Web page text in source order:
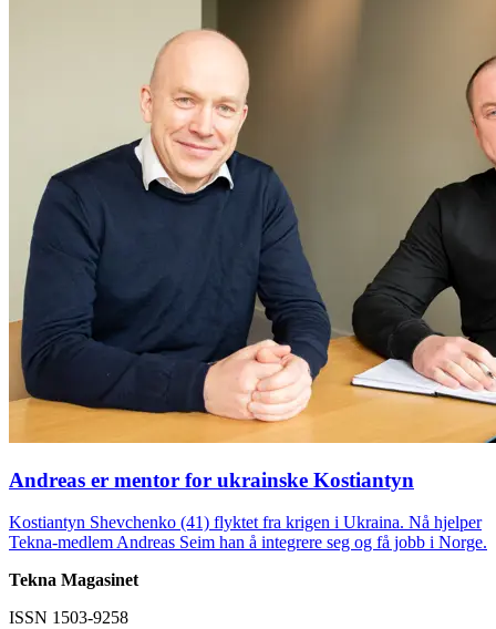
Andreas er mentor for ukrainske Kostiantyn
Kostiantyn Shevchenko (41) flyktet fra krigen i Ukraina. Nå hjelper
Tekna-medlem Andreas Seim han å integrere seg og få jobb i Norge.
Tekna Magasinet
ISSN 1503-9258